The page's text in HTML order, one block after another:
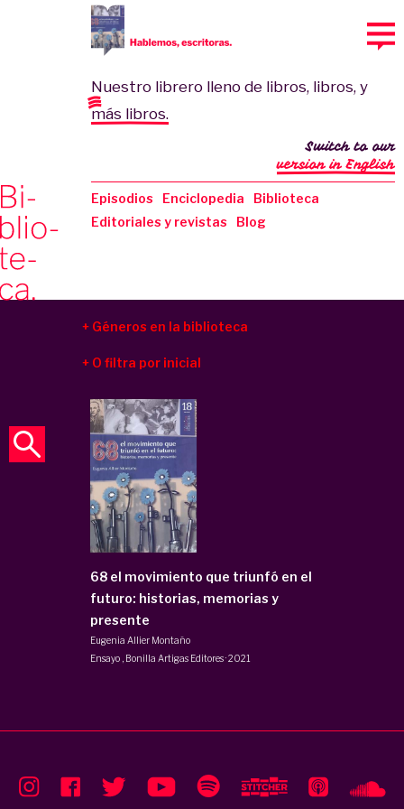
Nuestro librero lleno de libros, libros, y
más libros.
Episodios Enciclopedia
Biblioteca
Editoriales y revistas
Blog
Switch to our
version in English
Géneros en la biblioteca
O filtra por inicial
68 el movimiento que triunfó en el
futuro: historias, memorias y
presente
Eugenia Allier Montaño
Ensayo, Bonilla Artigas Editores·2021